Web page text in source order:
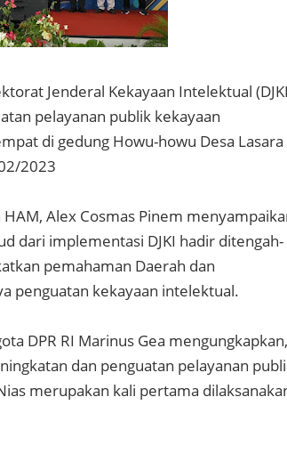
Jenderal Kekayaan Intelektual
pelayanan publik kekayaan
di gedung Howu-howu Desa Lasara
2023
Alex Cosmas Pinem
dari implementasi DJKI hadir ditengah-
pemahaman Daerah dan
penguatan kekayaan intelektual.
DPR RI Marinus Gea mengungkapkan,
dan penguatan pelayanan
merupakan kali pertama